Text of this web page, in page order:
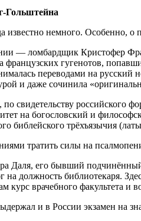
Гольштейна
известно немного. Особенно,
— ломбардщик Кристофер
французских гугенотов,
переводами на русский
и даже сочинила
свидетельству российского
на богословский и
библейского трёхъязычия
тратить силы на
Даля, его бывший
на должность библиотекаря.
курс врачебного факультета
и в России экзамен на